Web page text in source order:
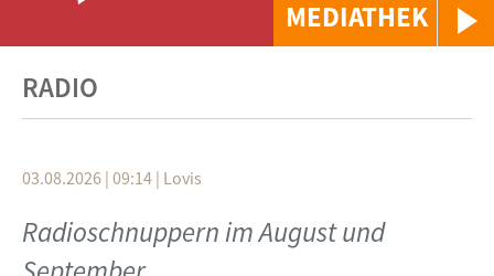
MEDIATHEK
RADIO
03.08.2026 | 09:14 | Lovis
Radioschnuppern im August und